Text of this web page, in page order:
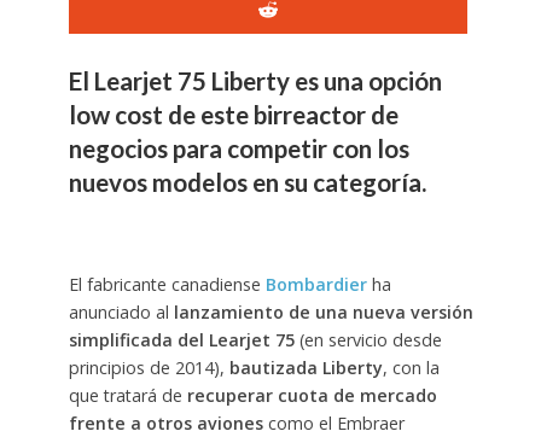
El Learjet 75 Liberty es una opción
low cost de este birreactor de
negocios para competir con los
nuevos modelos en su categoría.
El fabricante canadiense Bombardierha
anunciado al lanzamiento de una nueva versión
simplificada del Learjet 75(en servicio desde
principios de 2014), bautizada Liberty, con la
que tratará de recuperar cuota de mercado
frente a otros avionescomo el Embraer